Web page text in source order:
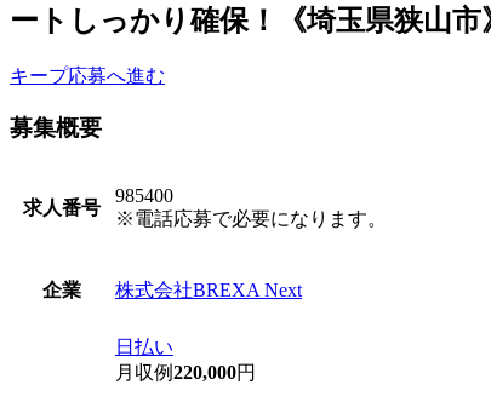
ートしっかり確保！《埼玉県狭山市
キープ応募へ進む
募集概要
求人番号
985400
※電話応募で必要になります。
企業 株式会社BREXA Next
日払い
月収例220,000円